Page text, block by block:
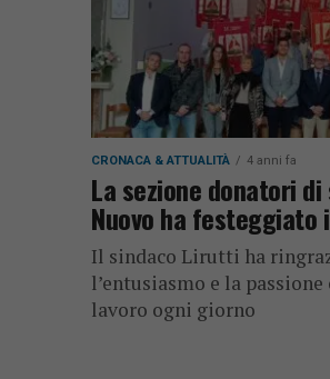
CRONACA & ATTUALITÀ 4 anni fa
La sezione donatori di
Nuovo ha festeggiato
Il sindaco Lirutti ha
l’entusiasmo e la
lavoro ogni giorno